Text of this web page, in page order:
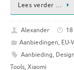
Lees verder …
Alexander
Aanbiedingen, EU-
Aanbieding, Design
Tools, Xiaomi